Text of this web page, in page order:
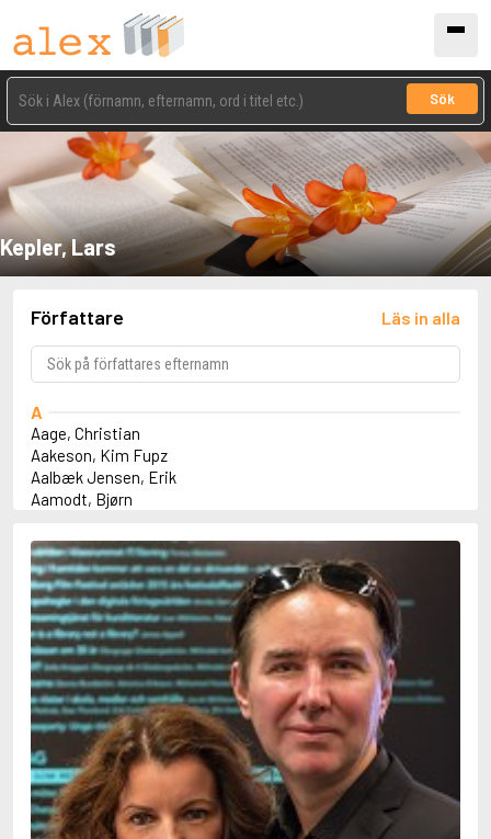
Sök
Kepler, Lars
Författare Läs in alla
A
Aage, Christian
Aakeson, Kim Fupz
Aalbæk Jensen, Erik
Aamodt, Bjørn
Abbey, Kieran
Abbot, Anthony
Abbott, John
Abbott, Megan
Abdel-Fattah, Randa
Abdolah, Kader
Abé, Kobo
Abedi, Isabel
Abele, Inga
Abgarjan, Narine
Abish, Walter
Aboulela, Leila
Abrahams, Peter (f. 1919)
Abrahams, Peter (f. 1947)